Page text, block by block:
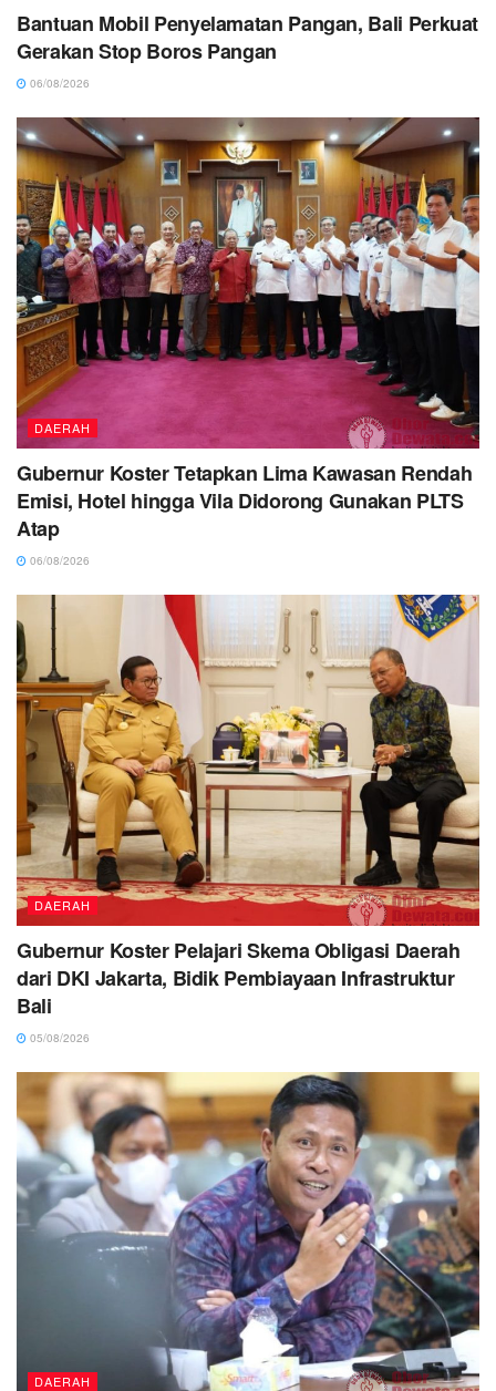
Bantuan Mobil Penyelamatan Pangan, Bali Perkuat
Gerakan Stop Boros Pangan
06/08/2026
DAERAH
Gubernur Koster Tetapkan Lima Kawasan Rendah
Emisi, Hotel hingga Vila Didorong Gunakan PLTS
Atap
06/08/2026
DAERAH
Gubernur Koster Pelajari Skema Obligasi Daerah
dari DKI Jakarta, Bidik Pembiayaan Infrastruktur
Bali
05/08/2026
DAERAH